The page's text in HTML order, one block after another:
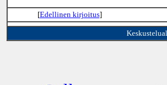
[Edellinen kirjoitus]